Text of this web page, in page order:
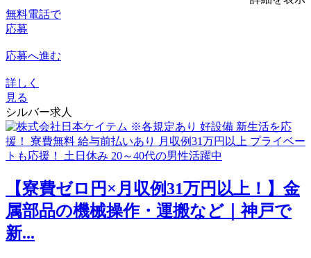
無料電話で
応募
応募へ進む
詳しく
見る
シルバー求人
【寮費ゼロ円×月収例31万円以上！】金
属部品の機械操作・運搬など｜神戸で
新...